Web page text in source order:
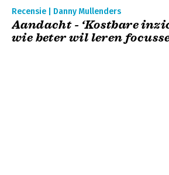
Recensie | Danny Mullenders
Aandacht - ‘Kostbare
wie beter wil leren